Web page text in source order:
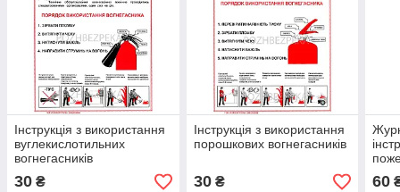
Інструкція з використання
вуглекислотильних
вогнегасників
30 ₴
Інструкція з використання
порошкових вогнегасників
30₴ 60